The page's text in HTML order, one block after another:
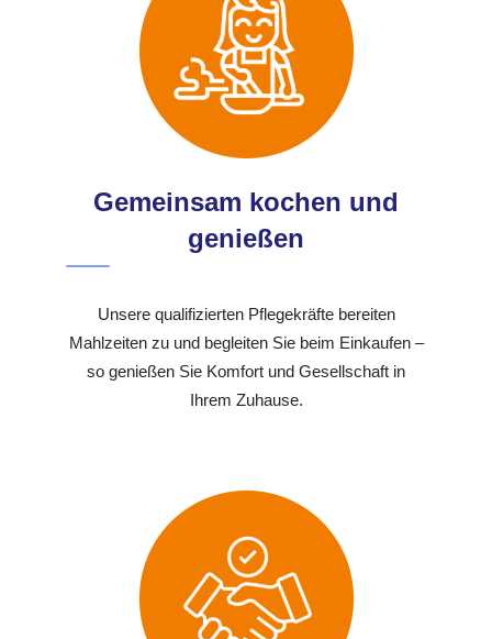
Gemeinsam kochen und
genießen
Unsere qualifizierten Pflegekräfte bereiten
Mahlzeiten zu und begleiten Sie beim Einkaufen –
so genießen Sie Komfort und Gesellschaft in
Ihrem Zuhause.